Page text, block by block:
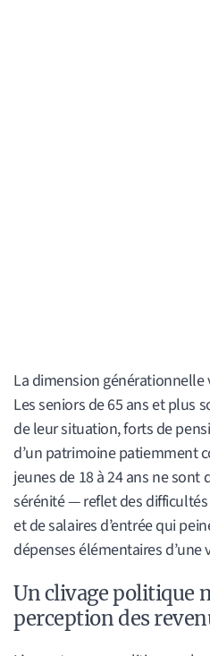
La dimension
Les seniors de 65 ans et plus
de leur situation, forts de
d’un patrimoine patiemment
jeunes de 18 à 24 ans ne sont
sérénité — reflet des
et de salaires d’entrée qui
dépenses élémentaires d’une
Un clivage politique
perception des